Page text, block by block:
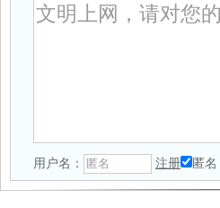
用户名： 注册 匿名